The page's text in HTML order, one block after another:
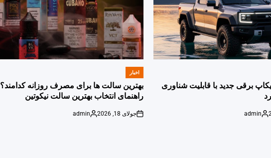
برقی جدید با قابلیت شناوری
Posted
admin
POSTED
اخبار
بهترین سالت ها برای مصرف روزانه کدامند؟
راهنمای انتخاب بهترین سالت نیکوتین
on
جولای 18, 2026
Posted
admin